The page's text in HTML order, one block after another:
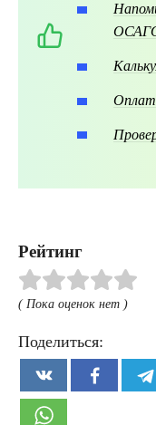
Рейтинг
( Пока оценок нет )
Поделиться: